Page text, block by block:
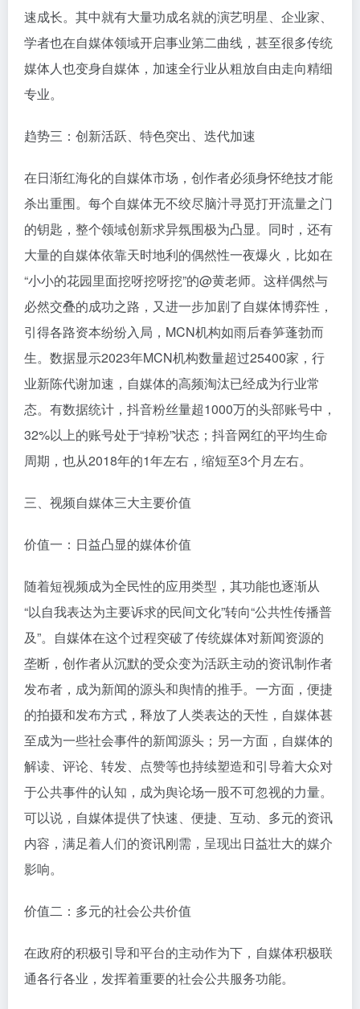
速成长。其中就有大量功成名就的演艺明星、企业家、
学者也在自媒体领域开启事业第二曲线，甚至很多传统
媒体人也变身自媒体，加速全行业从粗放自由走向精细
专业。
趋势三：创新活跃、特色突出、迭代加速
在日渐红海化的自媒体市场，创作者必须身怀绝技才能
杀出重围。每个自媒体无不绞尽脑汁寻觅打开流量之门
的钥匙，整个领域创新求异氛围极为凸显。同时，还有
大量的自媒体依靠天时地利的偶然性一夜爆火，比如在
“小小的花园里面挖呀挖呀挖”的@黄老师。这样偶然与
必然交叠的成功之路，又进一步加剧了自媒体博弈性，
引得各路资本纷纷入局，MCN机构如雨后春笋蓬勃而
生。数据显示2023年MCN机构数量超过25400家，行
业新陈代谢加速，自媒体的高频淘汰已经成为行业常
态。有数据统计，抖音粉丝量超1000万的头部账号中，
32%以上的账号处于“掉粉”状态；抖音网红的平均生命
周期，也从2018年的1年左右，缩短至3个月左右。
三、视频自媒体三大主要价值
价值一：日益凸显的媒体价值
随着短视频成为全民性的应用类型，其功能也逐渐从
“以自我表达为主要诉求的民间文化”转向“公共性传播普
及”。自媒体在这个过程突破了传统媒体对新闻资源的
垄断，创作者从沉默的受众变为活跃主动的资讯制作者
发布者，成为新闻的源头和舆情的推手。一方面，便捷
的拍摄和发布方式，释放了人类表达的天性，自媒体甚
至成为一些社会事件的新闻源头；另一方面，自媒体的
解读、评论、转发、点赞等也持续塑造和引导着大众对
于公共事件的认知，成为舆论场一股不可忽视的力量。
可以说，自媒体提供了快速、便捷、互动、多元的资讯
内容，满足着人们的资讯刚需，呈现出日益壮大的媒介
影响。
价值二：多元的社会公共价值
在政府的积极引导和平台的主动作为下，自媒体积极联
通各行各业，发挥着重要的社会公共服务功能。